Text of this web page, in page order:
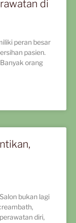
di
peran besar
pasien.
orang
bukan lagi
diri,